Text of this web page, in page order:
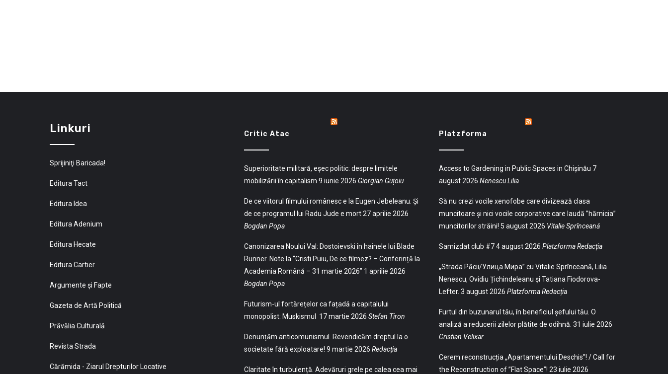
Linkuri
Sprijiniţi Baricada!
Editura Tact
Editura Idea
Editura Adenium
Editura Hecate
Editura Cartier
Argumente și Fapte
Gazeta de Artă Politică
Prăvălia Culturală
Revista Strada
Cărămida - Ziarul Drepturilor Locative
Critic Atac
Superioritate militară, eșec politic: despre limitele
mobilizării în capitalism 9 iunie 2026 Giorgian Guțoiu
De ce viitorul filmului românesc e la Eugen Jebeleanu. Și
de ce programul lui Radu Jude e mort 27 aprilie 2026
Bogdan Popa
Canonizarea Noului Val: Dostoievski în hainele lui Blade
Runner. Note la “Cristi Puiu, De ce filmez? – Conferință la
Academia Română – 31 martie 2026” 1 aprilie 2026
Bogdan Popa
Futurism-ul fortărețelor ca fațadă a capitalului
monopolist: Muskismul 17 martie 2026 Stefan Tiron
Denunțăm anticomunismul. Revendicăm dreptul la o
societate fără exploatare! 9 martie 2026 Redacția
Claritate în turbulență. Adevăruri grele pe calea cea mai
Platzforma
Access to Gardening in Public Spaces in Chișinău 7
august 2026 Nenescu Lilia
Să nu crezi vocile xenofobe care divizează clasa
muncitoare și nici vocile corporative care laudă ”hărnicia”
muncitorilor străini! 5 august 2026 Vitalie Sprînceană
Samizdat club #7 4 august 2026 Platzforma Redacția
„Strada Păcii/Улица Мира” cu Vitalie Sprînceană, Lilia
Nenescu, Ovidiu Țichindeleanu și Tatiana Fiodorova-
Lefter. 3 august 2026 Platzforma Redacția
Furtul din buzunarul tău, în beneficiul șefului tău. O
analiză a reducerii zilelor plătite de odihnă. 31 iulie 2026
Cristian Velixar
Cerem reconstrucția „Apartamentului Deschis”! / Call for
the Reconstruction of ”Flat Space”! 23 iulie 2026